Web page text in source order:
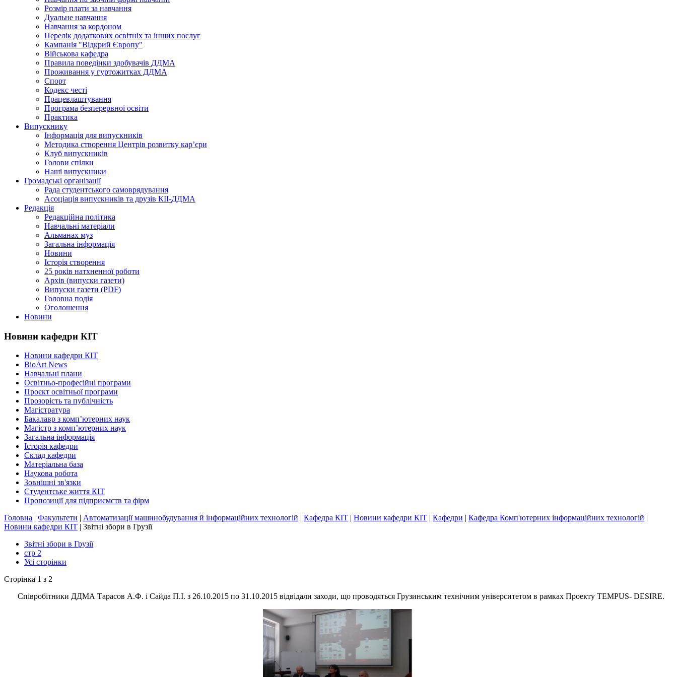
Розмір плати за навчання
Дуальне навчання
Навчання за кордоном
Перелік додаткових освітніх та інших послуг
Кампанія "Відкрий Європу"
Військова кафедра
Правила поведінки здобувачів ДДМА
Проживання у гуртожитках ДДМА
Спорт
Кодекс честі
Працевлаштування
Програма безперервної освіти
Практика
Випускнику
Інформація для випускників
Методика створення Центрів розвитку кар’єри
Клуб випускників
Голови спілки
Наші випускники
Громадські організації
Рада студентського самоврядування
Асоціація випускників та друзів КІІ-ДДМА
Редакція
Редакційна політика
Навчальні матеріали
Альманах муз
Загальна інформація
Новини
Історія створення
25 років натхненної роботи
Архів (випуски газети)
Випуски газети (PDF)
Головна подія
Оголошення
Новини
Новини кафедри КІТ
Новини кафедри КІТ
BioArt News
Навчальні плани
Освітньо-професійні програми
Проєкт освітньої програми
Прозорість та публічність
Магістратура
Бакалавр з комп’ютерних наук
Магістр з комп’ютерних наук
Загальна інформація
Історія кафедри
Склад кафедри
Матеріальна база
Наукова робота
Зовнішні зв'язки
Студентське життя КІТ
Пропозиції для підприємств та фірм
Головна | Факультети | Автоматизації машинобудування й інформаційних технологій | Кафедра КІТ | Новини кафедри КІТ | Кафедри | Кафедра Комп'ютерних інформаційних технологій |
Новини кафедри КІТ | Звітні збори в Грузії
Звітні збори в Грузії
стр 2
Усі сторінки
Сторінка 1 з 2
Співробітники ДДМА Тарасов А.Ф. і Сайда П.І. з 26.10.2015 по 31.10.2015 відвідали заходи, що проводяться Грузинським технічним університетом в рамках Проекту TEMPUS- DESІRE.